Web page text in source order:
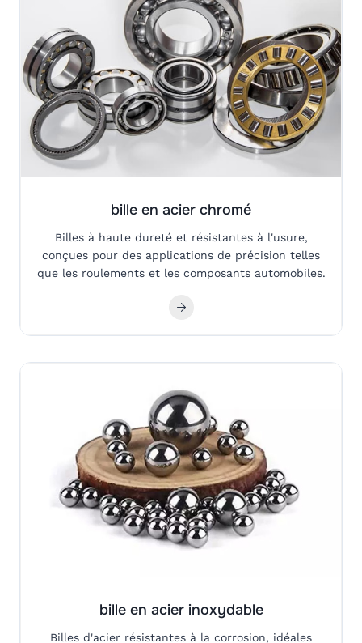
bille en acier chromé
Billes à haute dureté et résistantes à l'usure,
conçues pour des applications de précision telles
que les roulements et les composants automobiles.
bille en acier inoxydable
Billes d'acier résistantes à la corrosion, idéales